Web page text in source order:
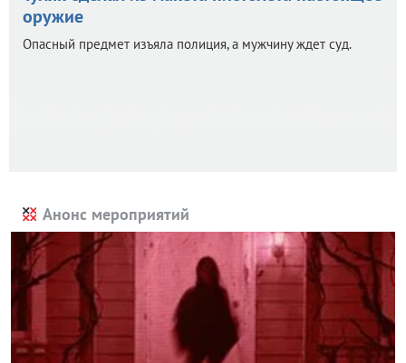
оружие
Опасный предмет изъяла полиция, а мужчину ждет суд.
Анонс мероприятий